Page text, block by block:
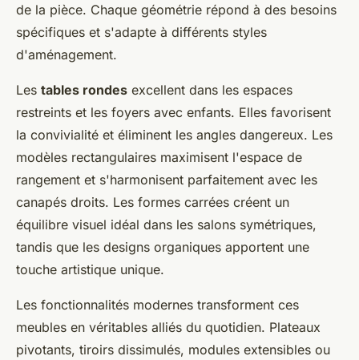
de la pièce. Chaque géométrie répond à des besoins
spécifiques et s'adapte à différents styles
d'aménagement.
Les tables rondes excellent dans les espaces
restreints et les foyers avec enfants. Elles favorisent
la convivialité et éliminent les angles dangereux. Les
modèles rectangulaires maximisent l'espace de
rangement et s'harmonisent parfaitement avec les
canapés droits. Les formes carrées créent un
équilibre visuel idéal dans les salons symétriques,
tandis que les designs organiques apportent une
touche artistique unique.
Les fonctionnalités modernes transforment ces
meubles en véritables alliés du quotidien. Plateaux
pivotants, tiroirs dissimulés, modules extensibles ou